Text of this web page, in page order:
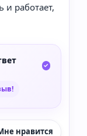
и работает,
нравится